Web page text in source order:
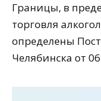
Границы, в
торговля
определены
Челябинска от